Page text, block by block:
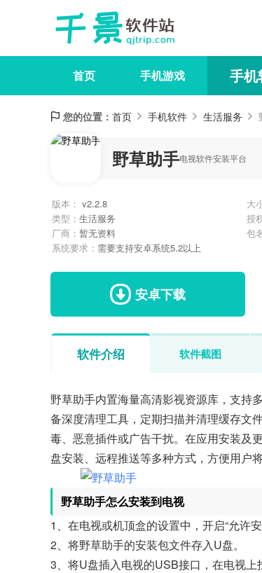
首页 手机游戏 手机
您的位置： 首页 手机软件 生活服务
野草助手电视软件安装平台
版本： v2.2.8 大
类型： 生活服务 授
厂商： 暂无资料 包
系统要求： 需要支持安卓系统5.2以上
安卓下载
软件介绍 软件截图
野草助手内置海量高清影视资源库，支持
备深度清理工具，定期扫描并清理缓存文
毒、恶意插件或广告干扰。在应用安装及
盘安装、远程推送等多种方式，方便用户
野草助手怎么安装到电视
1、在电视或机顶盒的设置中，开启“允许
2、将野草助手的安装包文件存入U盘。
3、将U盘插入电视的USB接口，在电视上